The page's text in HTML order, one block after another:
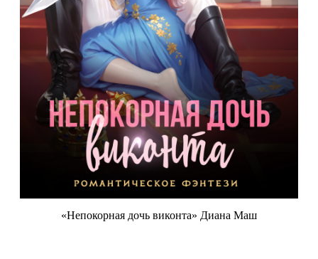
«Непокорная дочь виконта» Диана Маш